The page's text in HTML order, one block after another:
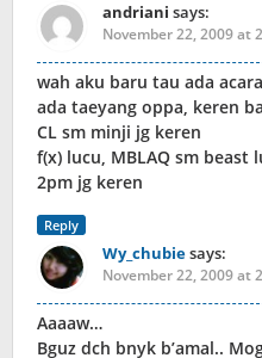
andriani says:
November 22, 2009 at
wah aku baru tau ada
ada taeyang oppa, keren
CL sm minji jg keren
f(x) lucu, MBLAQ sm beast
2pm jg keren
Reply
Wy_chubiesays:
November 22, 2009 at
Aaaaw…
Bguz dch bnyk b’amal..